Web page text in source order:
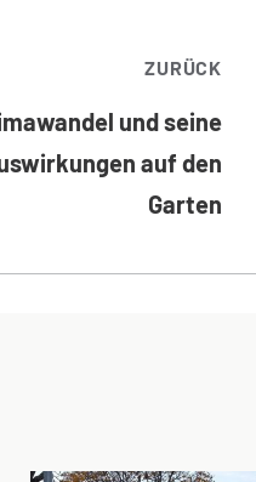
ZURÜCK
und seine
auf den
Garten